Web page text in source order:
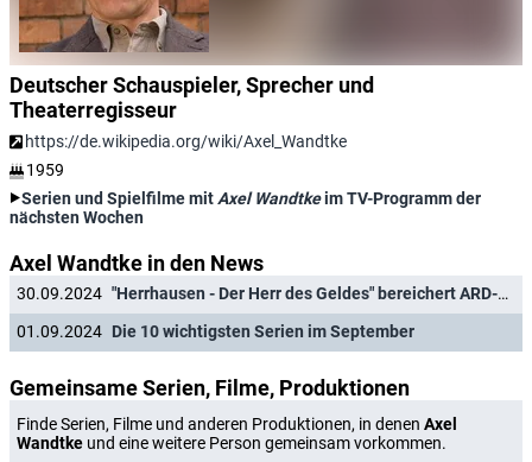
Deutscher Schauspieler, Sprecher und
Theaterregisseur
https://de.wikipedia.org/wiki/Axel_Wandtke
1959
Serien und Spielfilme mit Axel Wandtkeim TV-Programm der
nächsten Wochen
Axel Wandtke in den News
30.09.2024
"Herrhausen - Der Herr des Geldes" bereichert ARD-Programm
01.09.2024 Die 10 wichtigsten Serien im September
Gemeinsame Serien, Filme, Produktionen
Finde Serien, Filme und anderen Produktionen, in denen Axel
Wandtke und eine weitere Person gemeinsam vorkommen.